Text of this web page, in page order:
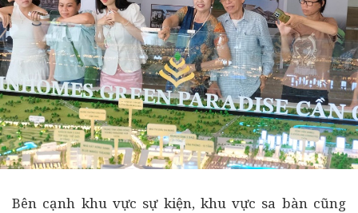
Bên cạnh khu vực sự kiện, khu vực sa bàn cũng